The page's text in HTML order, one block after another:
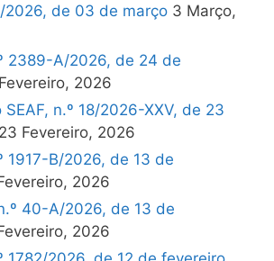
2026, de 03 de março 3 Março,
2389-A/2026, de 24 de
2026
n.º 18/2026-XXV, de 23
23 Fevereiro, 2026
1917-B/2026, de 13 de
2026
40-A/2026, de 13 de
2026